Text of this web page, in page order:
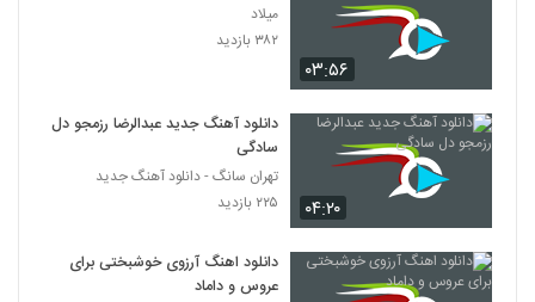
۰۳:۵۶
میلاد
۳۸۲ بازدید
۰۴:۲۰
دانلود آهنگ جدید عبدالرضا رزمجو دل
سادگی
تهران سانگ - دانلود آهنگ جدید
۲۲۵ بازدید
دانلود اهنگ آرزوی خوشبختی برای
عروس و داماد